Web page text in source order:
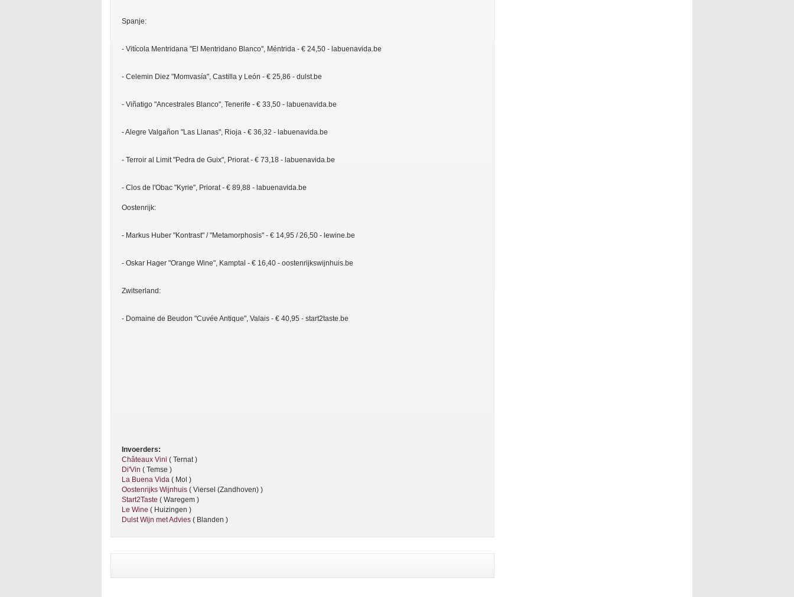
Spanje:
- Vitícola Mentridana "El Mentridano Blanco", Méntrida - € 24,50 - labuenavida.be
- Celemin Diez "Momvasía", Castilla y León - € 25,86 - dulst.be
- Viñatigo "Ancestrales Blanco", Tenerife - € 33,50 - labuenavida.be
- Alegre Valgañon "Las Llanas", Rioja - € 36,32 - labuenavida.be
- Terroir al Limit "Pedra de Guix", Priorat - € 73,18 - labuenavida.be
- Clos de l'Obac "Kyrie", Priorat - € 89,88 - labuenavida.be
Oostenrijk:
- Markus Huber "Kontrast" / "Metamorphosis" - € 14,95 / 26,50 - lewine.be
- Oskar Hager "Orange Wine", Kamptal - € 16,40 - oostenrijkswijnhuis.be
Zwitserland:
- Domaine de Beudon "Cuvée Antique", Valais - € 40,95 - start2taste.be
Invoerders:
Châteaux Vini ( Ternat )
Di'Vin ( Temse )
La Buena Vida ( Mol )
Oostenrijks Wijnhuis ( Viersel (Zandhoven) )
Start2Taste ( Waregem )
Le Wine ( Huizingen )
Dulst Wijn met Advies ( Blanden )